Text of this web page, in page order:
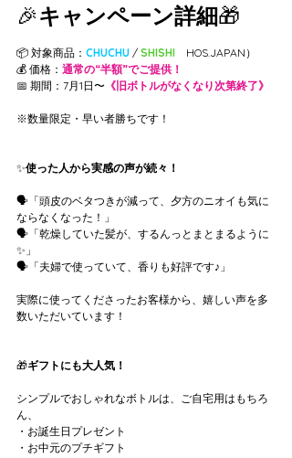
🎉キャンペーン詳細🎁
📦 対象商品： CHUCHU / SHISHI
HOS.JAPAN）
💰 価格： 通常の“半額”でご提供！
📅 期間：7月1日〜 《旧ボトルがなくなり次第終了》
※数量限定・早い者勝ちです！
✨使った人から実感の声が続々！
🗣️「頭皮のベタつきが減って、夕方のニオイも気に
ならなくなった！」
🗣️「乾燥していた髪が、するんっとまとまるように
✨」
🗣️「夫婦で使っていて、香りも好評です♪」
実際に使ってくださったお客様から、嬉しい声を多
数いただいています！
🎁ギフトにも大人気！
シンプルでおしゃれなボトルは、ご自宅用はもちろ
ん、
・お誕生日プレゼント
・お中元のプチギフト